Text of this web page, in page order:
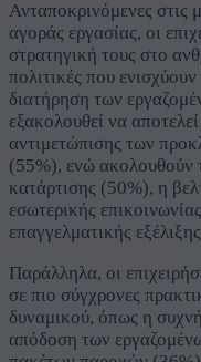
Ανταποκρινόμενες στις
αγοράς εργασίας, οι
στρατηγική τους στο
πολιτικές που
διατήρηση των
εξακολουθεί να
αντιμετώπισης των
(55%), ενώ ακολουθούν
κατάρτισης (50%), η
εσωτερικής
επαγγελματικής
Παράλληλα, οι
σε πιο σύγχρονες
δυναμικού, όπως η
απόδοση των